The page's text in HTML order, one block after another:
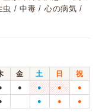
虫 / 中毒 / 心の病気 /
金 土 日
祝
● ● ● ●
● ● ●